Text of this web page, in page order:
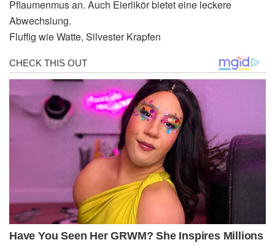
Pflaumenmus an. Auch Eierlikör bietet eine leckere
Abwechslung.
Fluffig wie Watte, Silvester Krapfen